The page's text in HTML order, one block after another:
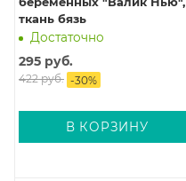
ткань бязь
Достаточно
295 руб.
422руб. -30%
В КОРЗИНУ